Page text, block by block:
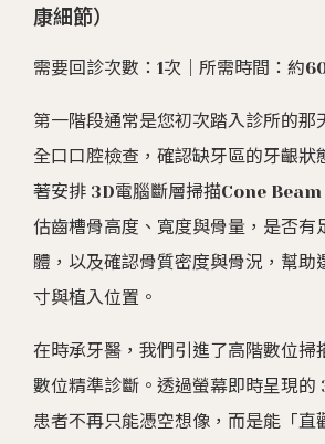
康細節）
需要回診次數：1次｜所需時間：約
第一階段通常是您初次踏入診所的那
全口口腔檢查，確認缺牙區的牙齦狀
著安排 3D電腦斷層掃描Cone
估齒槽骨高度、寬度與骨量，是否有
體，以及確認骨質密度與骨況，幫助
寸與植入位置。
在時承牙醫，我們引進了高階數位掃
數位精準診斷。透過螢幕即時呈現的
患者不再只能憑空想像，而是能「直